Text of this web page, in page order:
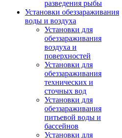
разведения рыбы
Установки обеззараживания
воды и воздуха
Установки для
обеззараживания
воздуха и
поверхностей
Установки для
обеззараживания
технических и
сточных вод
Установки для
обеззараживания
питьевой воды и
бассейнов
Установки для